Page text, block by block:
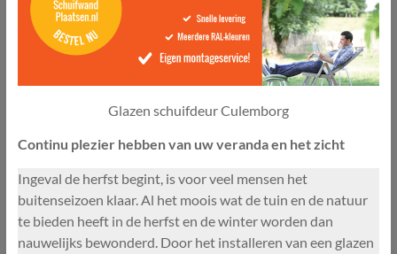
Glazen schuifdeur Culemborg
Continu plezier hebben van uw veranda en het zicht
Ingeval de herfst begint, is voor veel mensen het
buitenseizoen klaar. Al het moois wat de tuin en de natuur
te bieden heeft in de herfst en de winter worden dan
nauwelijks bewonderd. Door het installeren van een glazen